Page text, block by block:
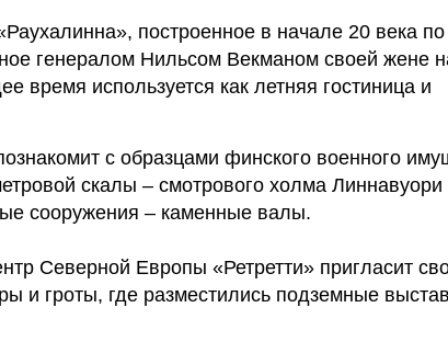
построенное в начале 20 века по
генералом Нильсом Векманом своей жене
время используется как летняя гостиница и
с образцами финского военного
скалы – смотрового холма Линнавуори
сооружения – каменные валы.
Северной Европы «Ретретти» пригласит
и гроты, где разместились подземные